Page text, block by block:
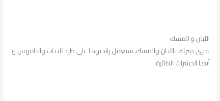
اللبان و المسك
بخري منزلك باللبان والمسك، ستعمل رائحتهما على طرد الذباب والناموس و
أيضا الحشرات الطائرة.